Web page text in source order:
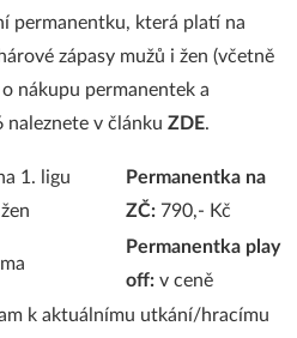
permanentku, která platí na
zápasy mužů i žen (včetně
nákupu permanentek a
naleznete v článku ZDE.
1. ligu
Permanentka na
ZČ: 790,- Kč
Permanentka play
off: v ceně
k aktuálnímu utkání/hracímu